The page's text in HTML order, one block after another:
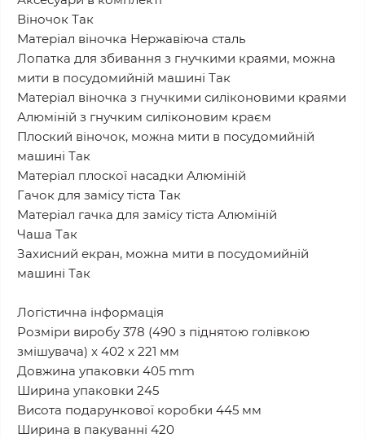
Віночок Так
Матеріал віночка Нержавіюча сталь
Лопатка для збивання з гнучкими краями, можна
мити в посудомийній машині Так
Матеріал віночка з гнучкими силіконовими краями
Алюміній з гнучким силіконовим краєм
Плоский віночок, можна мити в посудомийній
машині Так
Матеріал плоскої насадки Алюміній
Гачок для замісу тіста Так
Матеріал гачка для замісу тіста Алюміній
Чаша Так
Захисний екран, можна мити в посудомийній
машині Так
Логістична інформація
Розміри виробу 378 (490 з піднятою голівкою
змішувача) x 402 x 221 мм
Довжина упаковки 405 mm
Ширина упаковки 245
Висота подарункової коробки 445 мм
Ширина в пакуванні 420